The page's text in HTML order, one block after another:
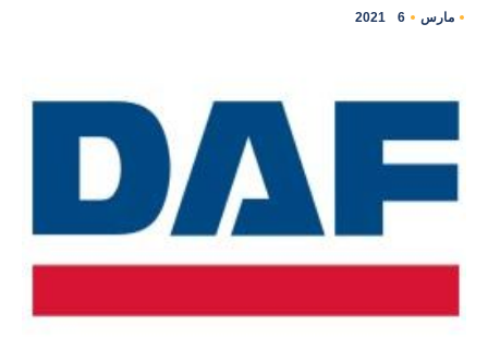
مارس 6
2021